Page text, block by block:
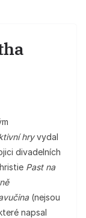
hryvydal
divadelních
Past na
(nejsou
napsal